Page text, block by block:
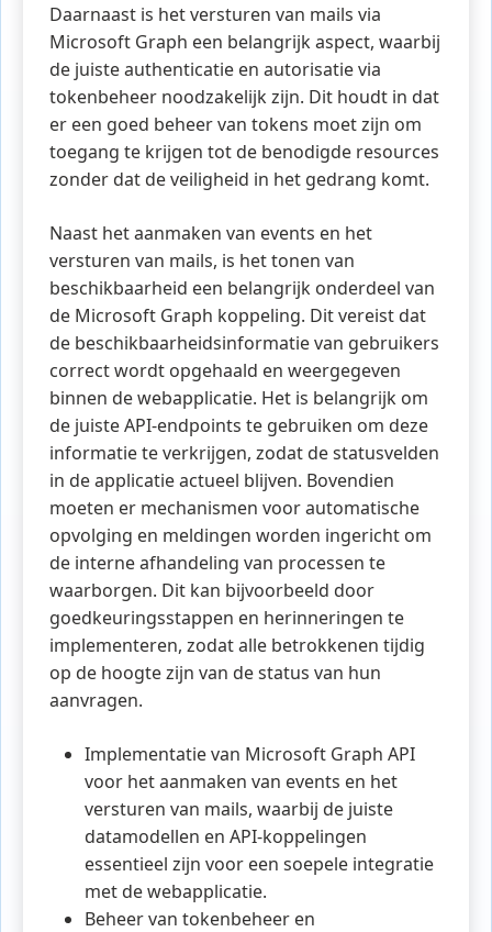
Daarnaast is het versturen van mails via
Microsoft Graph een belangrijk aspect, waarbij
de juiste authenticatie en autorisatie via
tokenbeheer noodzakelijk zijn. Dit houdt in dat
er een goed beheer van tokens moet zijn om
toegang te krijgen tot de benodigde resources
zonder dat de veiligheid in het gedrang komt.
Naast het aanmaken van events en het
versturen van mails, is het tonen van
beschikbaarheid een belangrijk onderdeel van
de Microsoft Graph koppeling. Dit vereist dat
de beschikbaarheidsinformatie van gebruikers
correct wordt opgehaald en weergegeven
binnen de webapplicatie. Het is belangrijk om
de juiste API-endpoints te gebruiken om deze
informatie te verkrijgen, zodat de statusvelden
in de applicatie actueel blijven. Bovendien
moeten er mechanismen voor automatische
opvolging en meldingen worden ingericht om
de interne afhandeling van processen te
waarborgen. Dit kan bijvoorbeeld door
goedkeuringsstappen en herinneringen te
implementeren, zodat alle betrokkenen tijdig
op de hoogte zijn van de status van hun
aanvragen.
Implementatie van Microsoft Graph API
voor het aanmaken van events en het
versturen van mails, waarbij de juiste
datamodellen en API-koppelingen
essentieel zijn voor een soepele integratie
met de webapplicatie.
Beheer van tokenbeheer en